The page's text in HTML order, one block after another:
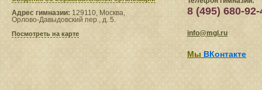
Адрес гимназии: 129110, Москва,
Орлово-Давыдовский пер., д. 5.
Посмотреть на карте
8 (495) 680-92-
info@mgl.ru
Мы ВКонтакте